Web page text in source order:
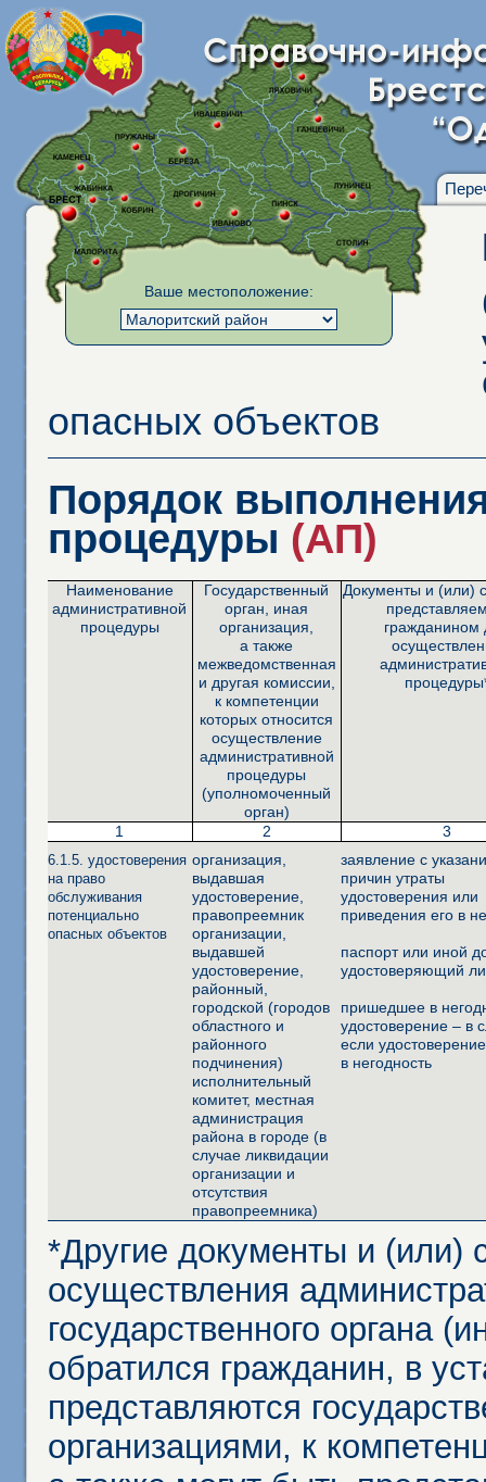
Ваше местоположение:
опасных объектов
Порядок
процедуры (АП)
Наименование
административной
процедуры
Государственный
орган, иная
организация,
а также
межведомственная
и другая комиссии,
к компетенции
которых относится
осуществление
административной
процедуры
(уполномоченный
орган)
Документы и (или)
гражданином
1 2 3
6.1.5. удостоверения
на право
обслуживания
потенциально
опасных объектов
организация,
выдавшая
удостоверение,
правопреемник
организации,
выдавшей
удостоверение,
районный,
городской (городов
областного и
районного
подчинения)
исполнительный
комитет, местная
администрация
района в городе (в
случае ликвидации
организации и
отсутствия
правопреемника)
заявление с
причин утраты
удостоверения или
приведения его в
паспорт или иной
удостоверяющий
пришедшее в
удостоверение – в
если
в негодность
*Другие документы и (или)
осуществления
государственного органа
обратился гражданин, в
представляются
организациями, к